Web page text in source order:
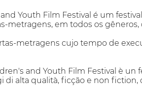
Youth Film Festival é um
metragens, em todos os gêneros,
metragens cujo tempo de
and Youth Film Festival è
alta qualità, ficção e non